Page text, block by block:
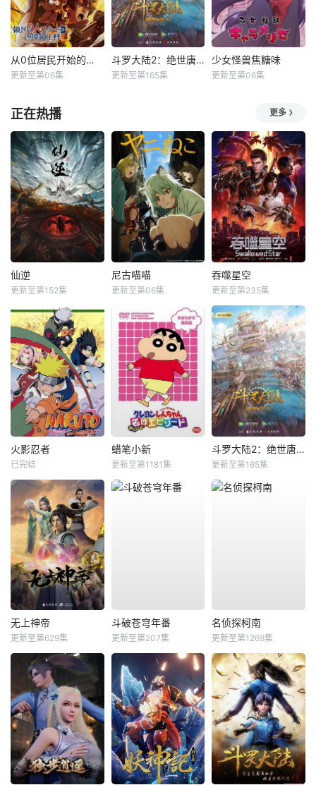
从0位居民开始的边境领主大人
更新至第06集
斗罗大陆2：绝世唐门
更新至第165集
少女怪兽焦糖味
更新至第06集
正在热播 更多
仙逆
更新至第152集
尼古喵喵
更新至第06集
吞噬星空
更新至第235集
火影忍者
已完结
蜡笔小新
更新至第1181集
斗罗大陆2：绝世唐门
更新至第165集
无上神帝
更新至第629集
斗破苍穹年番
更新至第207集
名侦探柯南
更新至第1269集